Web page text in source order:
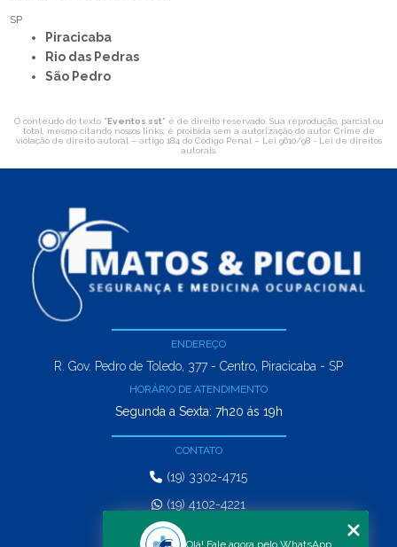
SP
Piracicaba
Rio das Pedras
São Pedro
O conteúdo do texto "Eventos sst" é de direito reservado. Sua reprodução, parcial ou
total, mesmo citando nossos links, é proibida sem a autorização do autor. Crime de
violação de direito autoral – artigo 184 do Código Penal – Lei 9610/98 - Lei de direitos
autorais.
ENDEREÇO
R. Gov. Pedro de Toledo, 377 - Centro, Piracicaba - SP
HORÁRIO DE ATENDIMENTO
Segunda a Sexta: 7h20 ás 19h
CONTATO
(19) 3302-4715
(19) 4102-4221
comercial@matosepicoli.com.br
Olá! Fale agora pelo WhatsApp